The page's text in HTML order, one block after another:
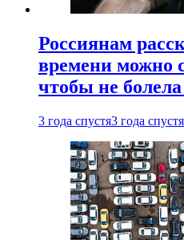
Россиянам
времени можно
чтобы не
3 года спустя3 года спустя